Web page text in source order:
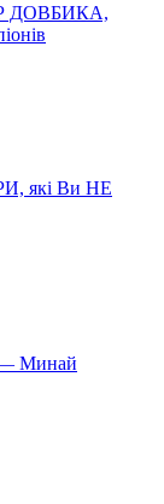
ДОВБИКА,
які Ви НЕ
Минай